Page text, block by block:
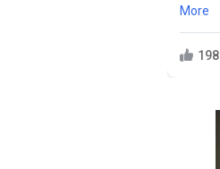
More
198